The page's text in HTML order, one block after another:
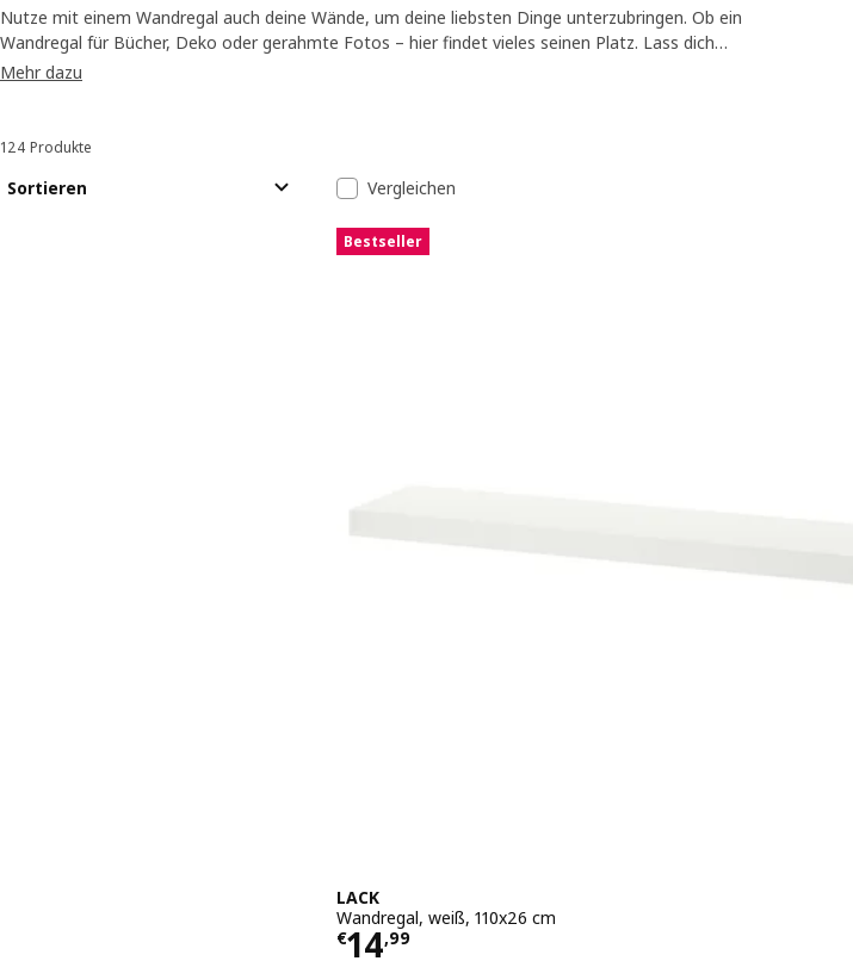
Nutze mit einem Wandregal auch deine Wände, um deine liebsten Dinge unterzubringen. Ob ein
Wandregal für Bücher, Deko oder gerahmte Fotos – hier findet vieles seinen Platz. Lass dich
inspirieren und dekoriere deine Räume mit Hängeregalen.
Mehr dazu
Sortieren und Filtern
124 Produkte
Sortieren Liste der Ergebnisse
Vergleichen
Bestseller
LACK
Wandregal, weiß, 110x26 cm
€14,99
Preis € 14,99